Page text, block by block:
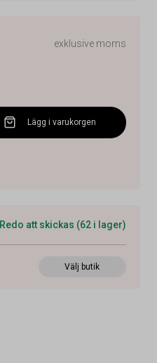
exklusive moms
Lägg i varukorgen
Redo att skickas (62 i lager)
Välj butik